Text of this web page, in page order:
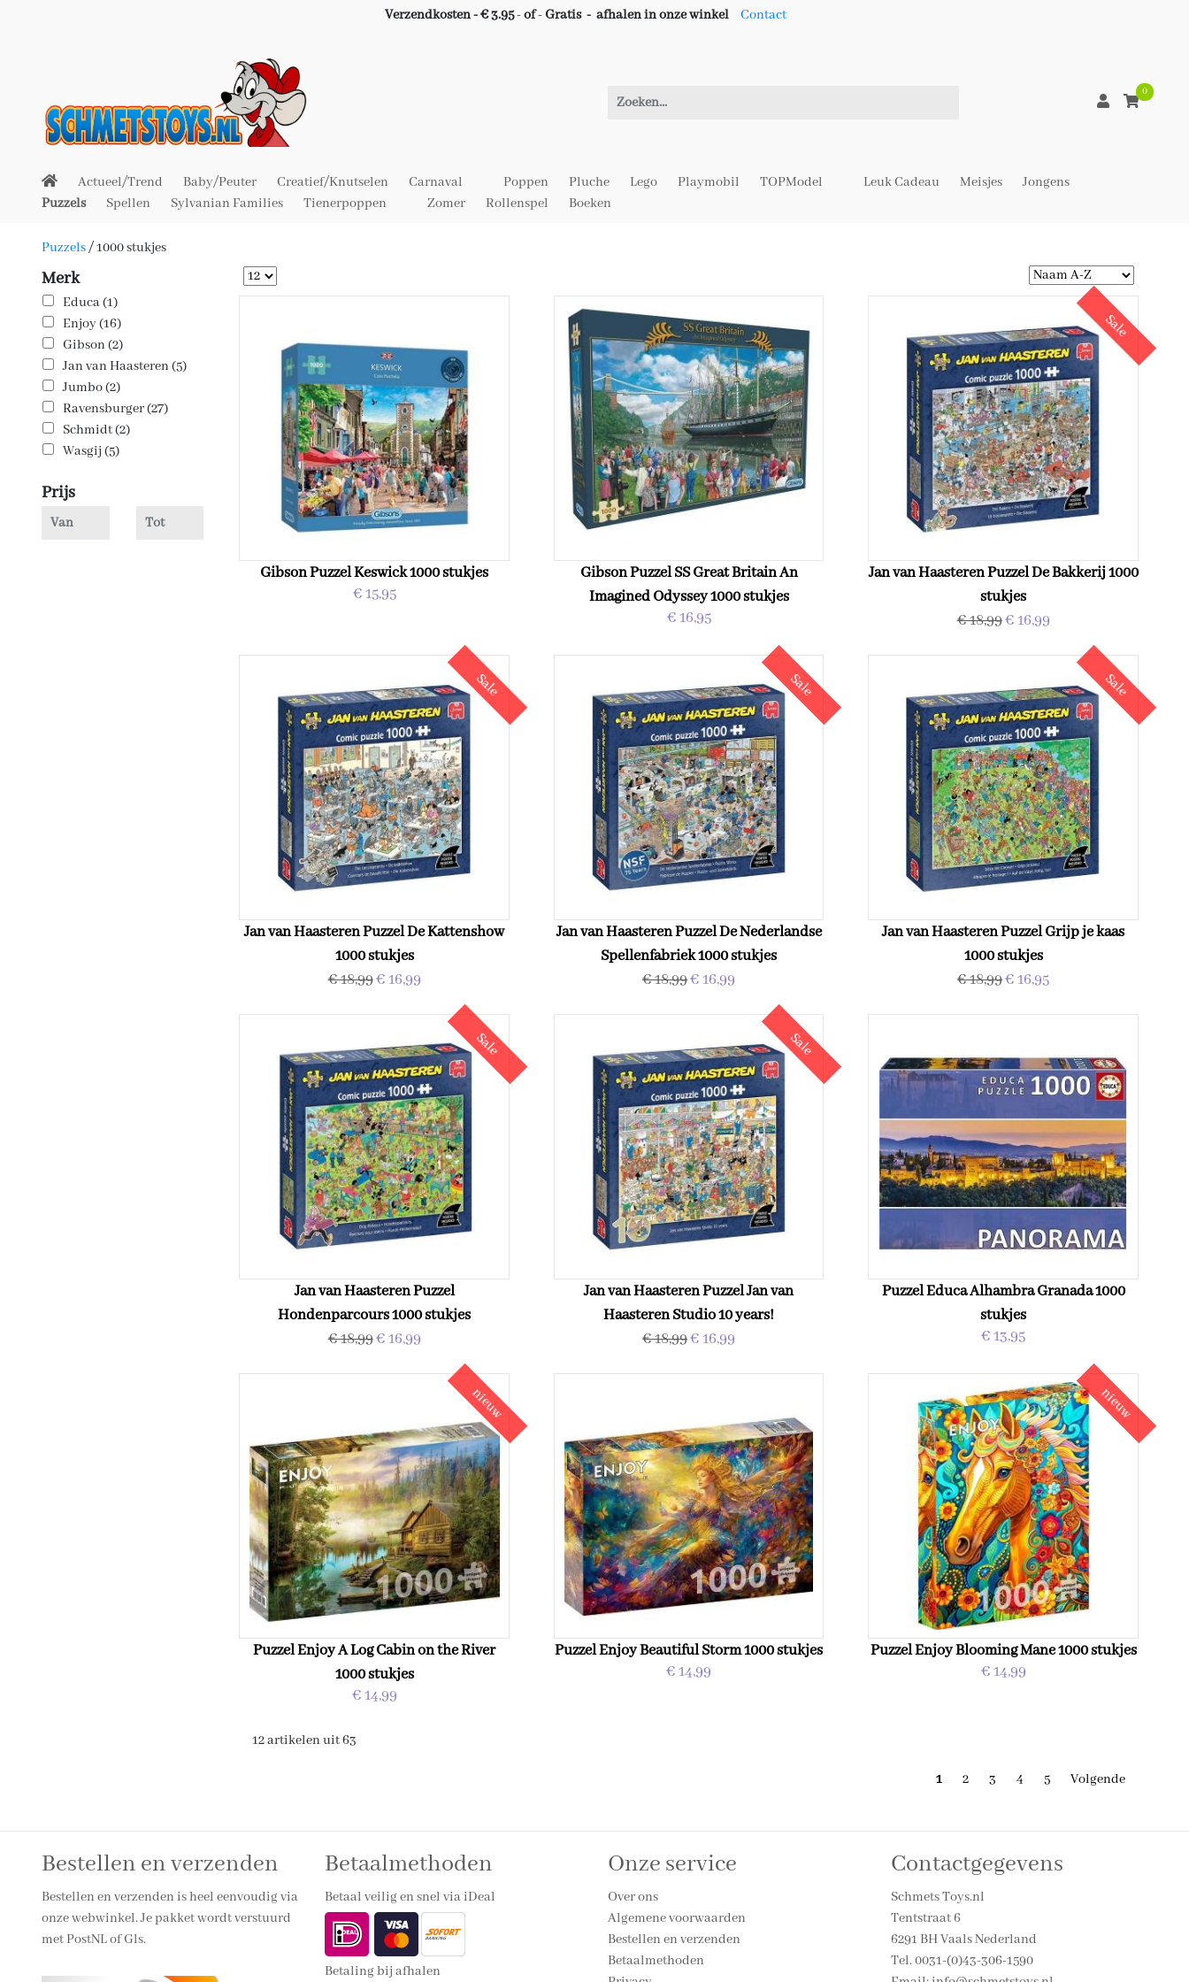
Verzendkosten - € 3.95-of-Gratis - afhalen in onze winkel Contact
0
Actueel/Trend Baby/Peuter Creatief/Knutselen Carnaval Poppen Pluche Lego Playmobil TOPModel Leuk Cadeau Meisjes
Jongens
Puzzels
Spellen Sylvanian Families Tienerpoppen Zomer Rollenspel Boeken
Puzzels/1000 stukjes
Merk
Educa (1)
Enjoy (16)
Gibson (2)
Jan van Haasteren (5)
Jumbo (2)
Ravensburger (27)
Schmidt (2)
Wasgij (5)
Prijs
Gibson Puzzel Keswick 1000 stukjes
€ 15,95
Gibson Puzzel SS Great Britain An
Imagined Odyssey 1000 stukjes
€ 16,95
Sale
Jan van Haasteren Puzzel De Bakkerij 1000
stukjes
€ 18,99€ 16,99
Sale
Jan van Haasteren Puzzel De Kattenshow
1000 stukjes
€ 18,99€ 16,99
Sale
Jan van Haasteren Puzzel De Nederlandse
Spellenfabriek 1000 stukjes
€ 18,99€ 16,99
Sale
Jan van Haasteren Puzzel Grijp je kaas
1000 stukjes
€ 18,99€ 16,95
Sale
Jan van Haasteren Puzzel
Hondenparcours 1000 stukjes
€ 18,99€ 16,99
Sale
Jan van Haasteren Puzzel Jan van
Haasteren Studio 10 years!
€ 18,99€ 16,99
Puzzel Educa Alhambra Granada 1000
stukjes
€ 13,95
nieuw
Puzzel Enjoy A Log Cabin on the River
1000 stukjes
€ 14,99
Puzzel Enjoy Beautiful Storm 1000 stukjes
€ 14,99
nieuw
Puzzel Enjoy Blooming Mane 1000 stukjes
€ 14,99
12 artikelen uit 63
1 2 3 4 5 Volgende
Bestellen en verzenden
Bestellen en verzenden is heel eenvoudig via
onze webwinkel. Je pakket wordt verstuurd
met PostNL of Gls.
Betaalmethoden
Betaal veilig en snel via iDeal
Betaling bij afhalen
Onze service
Over ons
Algemene voorwaarden
Bestellen en verzenden
Betaalmethoden
Contactgegevens
Schmets Toys.nl
Tentstraat 6
6291 BH Vaals Nederland
Tel. 0031-(0)43-306-1590